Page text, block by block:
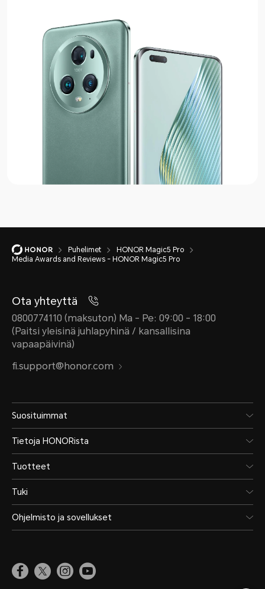
Puhelimet
HONOR Magic5 Pro
Media Awards and Reviews - HONOR Magic5 Pro
Ota yhteyttä
0800774110 (maksuton) Ma - Pe: 09:00 - 18:00
(Paitsi yleisinä juhlapyhinä / kansallisina
vapaapäivinä)
fi.support@honor.com
Suosituimmat
Tietoja HONORista
Tuotteet
Tuki
Ohjelmisto ja sovellukset